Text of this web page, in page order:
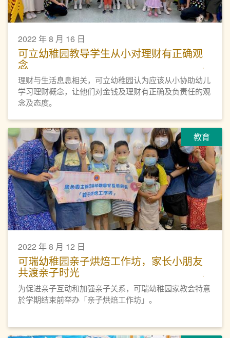
2022 年 8 月 16 日
可立幼稚园教导学生从小对理财有正确观
念
理财与生活息息相关，可立幼稚园认为应该从小协助幼儿
学习理财概念，让他们对金钱及理财有正确及负责任的观
念及态度。
教育
2022 年 8 月 12 日
可瑞幼稚园亲子烘焙工作坊，家长小朋友
共渡亲子时光
为促进亲子互动和加强亲子关系，可瑞幼稚园家教会特意
於学期结束前举办「亲子烘焙工作坊」。